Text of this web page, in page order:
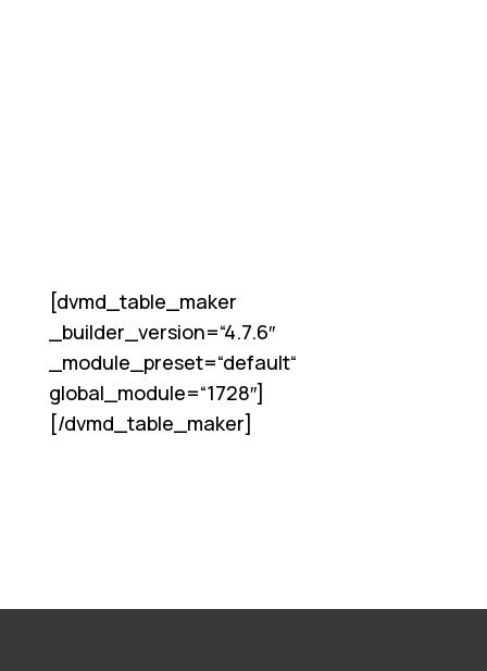
[dvmd_table_maker
_builder_version=“4.7.6″
_module_preset=“default“
global_module=“1728″]
[/dvmd_table_maker]